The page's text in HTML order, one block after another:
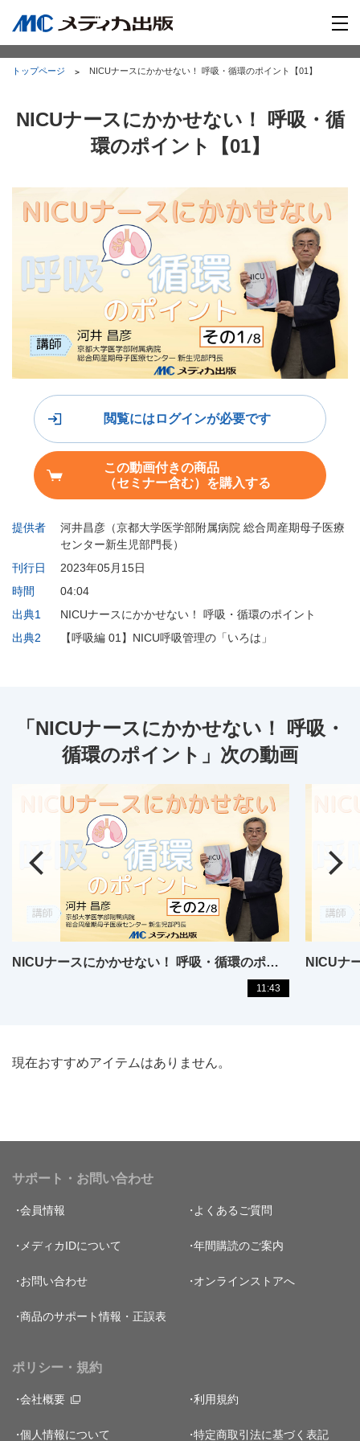
トップページ NICUナースにかかせない！ 呼吸・循環のポイント【01】
NICUナースにかかせない！ 呼吸・循
環のポイント【01】
提供者
河井昌彦（京都大学医学部附属病院 総合周産期母子医療
センター新生児部門長）
刊行日
2023年05月15日
時間
04:04
出典1
NICUナースにかかせない！ 呼吸・循環のポイント
出典2
【呼吸編 01】NICU呼吸管理の「いろは」
閲覧にはログインが必要です
この動画付きの商品
（セミナー含む）を購入する
「NICUナースにかかせない！ 呼吸・
循環のポイント」次の動画
NICUナースにかかせない！ 呼吸・循環のポイント【02】
11:43
現在おすすめアイテムはありません。
サポート・お問い合わせ
会員情報 よくあるご質問
メディカIDについて 年間購読のご案内
お問い合わせ オンラインストアへ
商品のサポート情報・正誤表
ポリシー・規約
会社概要 利用規約
個人情報について 特定商取引法に基づく表記